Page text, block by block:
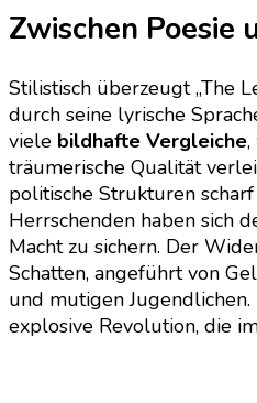
Zwischen Poesie
Stilistisch überzeugt „The
durch seine lyrische
viele bildhafte Vergleiche,
träumerische Qualität
politische Strukturen
Herrschenden haben sich
Macht zu sichern. Der
Schatten, angeführt von
und mutigen
explosive Revolution, die